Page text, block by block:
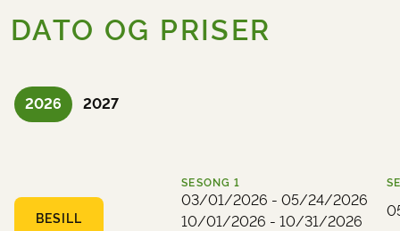
DATO OG PRISER
2026 2027
BESILL
SESONG 1
03/01/2026 - 05/24/2026
10/01/2026 - 10/31/2026